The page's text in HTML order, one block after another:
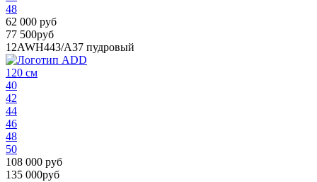
48
62 000 руб
77 500руб
12AWH443/A37 пудровый
120 см
40
42
44
46
48
50
108 000 руб
135 000руб